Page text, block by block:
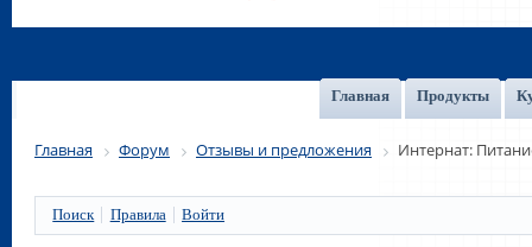
Главная Продукты
Главная Форум Отзывы и предложения Интернат:
Поиск Правила Войти